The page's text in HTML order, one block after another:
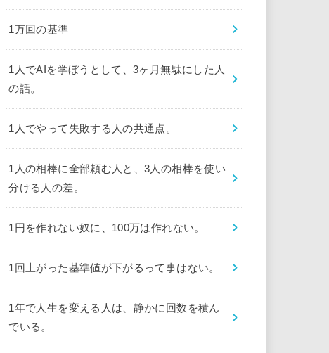
1万回の基準
1人でAIを学ぼうとして、3ヶ月無駄にした人
の話。
1人でやって失敗する人の共通点。
1人の相棒に全部頼む人と、3人の相棒を使い
分ける人の差。
1円を作れない奴に、100万は作れない。
1回上がった基準値が下がるって事はない。
1年で人生を変える人は、静かに回数を積ん
でいる。